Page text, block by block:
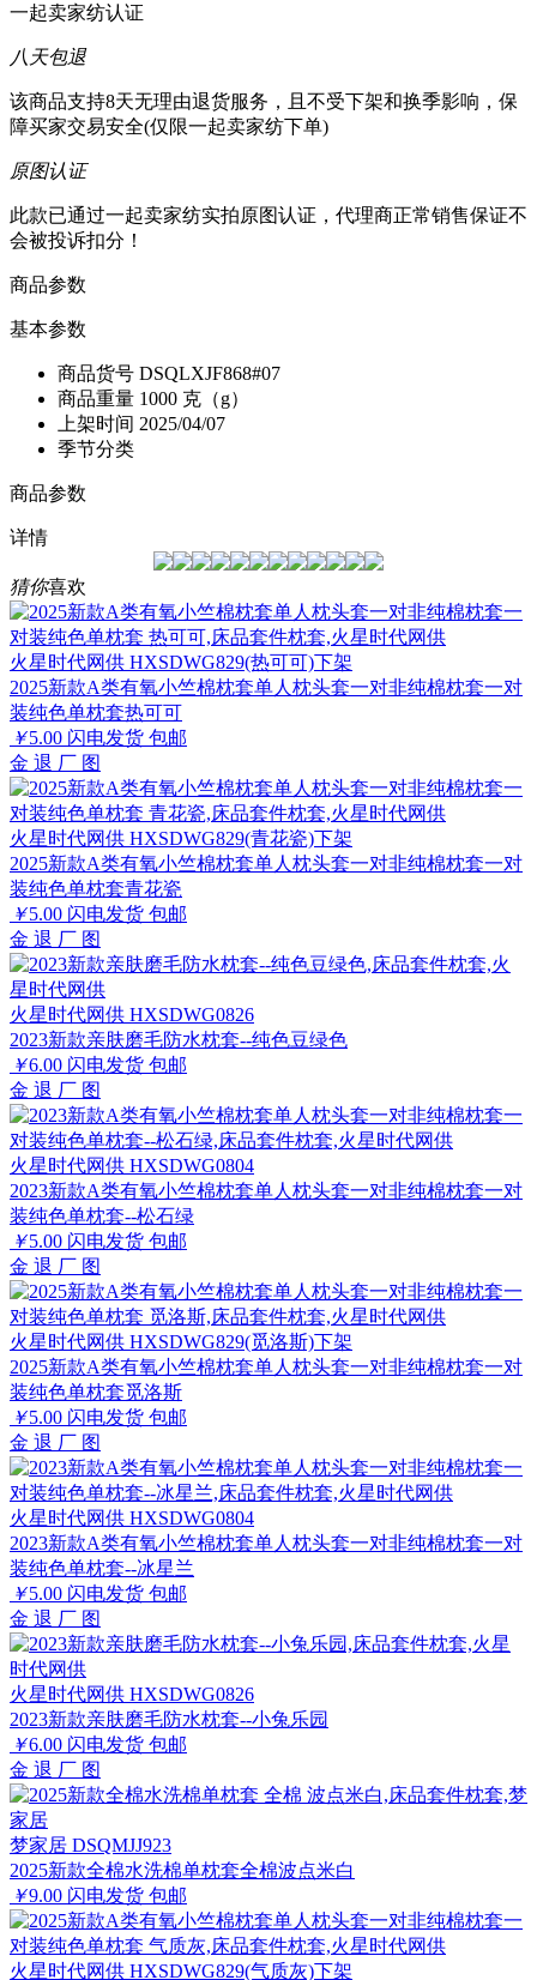
一起卖家纺认证
八天包退
该商品支持8天无理由退货服务，且不受下架和换季影响，保
障买家交易安全(仅限一起卖家纺下单)
原图认证
此款已通过一起卖家纺实拍原图认证，代理商正常销售保证不
会被投诉扣分！
商品参数
基本参数
商品货号 DSQLXJF868#07
商品重量 1000 克（g）
上架时间 2025/04/07
季节分类
商品参数
详情
猜你喜欢
火星时代网供 HXSDWG829(热可可)下架
2025新款A类有氧小竺棉枕套单人枕头套一对非纯棉枕套一对
装纯色单枕套热可可
￥5.00 闪电发货 包邮
金 退 厂 图
火星时代网供 HXSDWG829(青花瓷)下架
2025新款A类有氧小竺棉枕套单人枕头套一对非纯棉枕套一对
装纯色单枕套青花瓷
￥5.00 闪电发货 包邮
金 退 厂 图
火星时代网供 HXSDWG0826
2023新款亲肤磨毛防水枕套--纯色豆绿色
￥6.00 闪电发货 包邮
金 退 厂 图
火星时代网供 HXSDWG0804
2023新款A类有氧小竺棉枕套单人枕头套一对非纯棉枕套一对
装纯色单枕套--松石绿
￥5.00 闪电发货 包邮
金 退 厂 图
火星时代网供 HXSDWG829(觅洛斯)下架
2025新款A类有氧小竺棉枕套单人枕头套一对非纯棉枕套一对
装纯色单枕套觅洛斯
￥5.00 闪电发货 包邮
金 退 厂 图
火星时代网供 HXSDWG0804
2023新款A类有氧小竺棉枕套单人枕头套一对非纯棉枕套一对
装纯色单枕套--冰星兰
￥5.00 闪电发货 包邮
金 退 厂 图
火星时代网供 HXSDWG0826
2023新款亲肤磨毛防水枕套--小兔乐园
￥6.00 闪电发货 包邮
金 退 厂 图
梦家居 DSQMJJ923
2025新款全棉水洗棉单枕套全棉波点米白
￥9.00 闪电发货 包邮
火星时代网供 HXSDWG829(气质灰)下架